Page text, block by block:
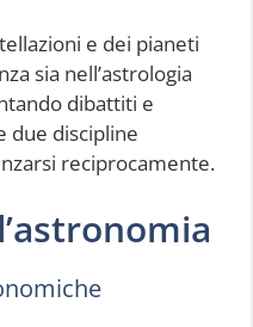
e dei pianeti
sia nell’astrologia
dibattiti e
due discipline
reciprocamente.